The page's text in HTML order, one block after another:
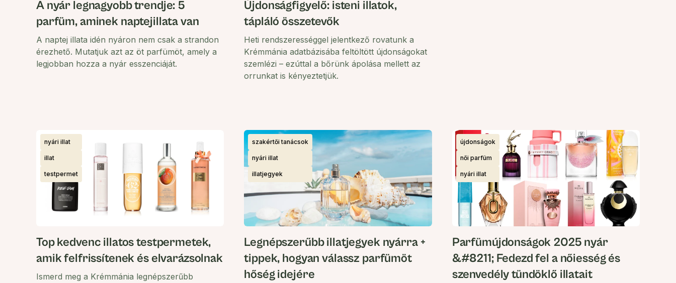
A nyár legnagyobb trendje: 5
parfüm, aminek naptejillata van
A naptej illata idén nyáron nem csak a strandon
érezhető. Mutatjuk azt az öt parfümöt, amely a
legjobban hozza a nyár esszenciáját.
Újdonságfigyelő: isteni illatok,
tápláló összetevők
Heti rendszerességgel jelentkező rovatunk a
Krémmánia adatbázisába feltöltött újdonságokat
szemlézi – ezúttal a bőrünk ápolása mellett az
orrunkat is kényeztetjük.
nyári illat
illat
testpermet
Top kedvenc illatos testpermetek,
amik felfrissítenek és elvarázsolnak
Ismerd meg a Krémmánia legnépszerűbb
szakértői tanácsok
nyári illat
illatjegyek
Legnépszerűbb illatjegyek nyárra +
tippek, hogyan válassz parfümöt
hőség idejére
újdonságok
női parfüm
nyári illat
Parfümújdonságok 2025 nyár
&#8211; Fedezd fel a nőiesség és
szenvedély tündöklő illatait